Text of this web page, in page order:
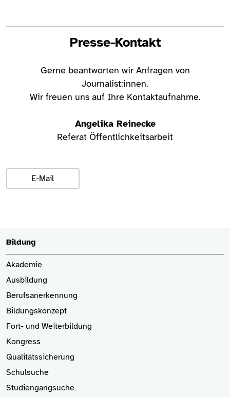
Presse-Kontakt
Gerne beantworten wir Anfragen von
Journalist:innen.
Wir freuen uns auf Ihre Kontaktaufnahme.
Angelika Reinecke
Referat Öffentlichkeitsarbeit
E-Mail
Bildung
Akademie
Ausbildung
Berufsanerkennung
Bildungskonzept
Fort- und Weiterbildung
Kongress
Qualitätssicherung
Schulsuche
Studiengangsuche